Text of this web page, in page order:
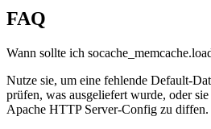
FAQ
Wann sollte ich
Nutze sie, um eine fehlende Default-
prüfen, was ausgeliefert wurde, oder
Apache HTTP Server-Config zu diffen.